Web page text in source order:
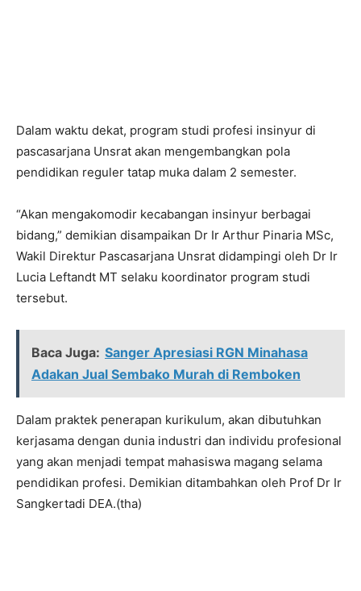
Dalam waktu dekat, program studi profesi insinyur di
pascasarjana Unsrat akan mengembangkan pola
pendidikan reguler tatap muka dalam 2 semester.
“Akan mengakomodir kecabangan insinyur berbagai
bidang,” demikian disampaikan Dr Ir Arthur Pinaria MSc,
Wakil Direktur Pascasarjana Unsrat didampingi oleh Dr Ir
Lucia Leftandt MT selaku koordinator program studi
tersebut.
Baca Juga: Sanger Apresiasi RGN Minahasa
Adakan Jual Sembako Murah di Remboken
Dalam praktek penerapan kurikulum, akan dibutuhkan
kerjasama dengan dunia industri dan individu profesional
yang akan menjadi tempat mahasiswa magang selama
pendidikan profesi. Demikian ditambahkan oleh Prof Dr Ir
Sangkertadi DEA.(tha)